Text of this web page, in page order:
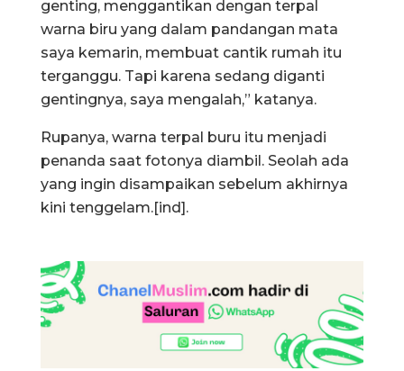
genting, menggantikan dengan terpal
warna biru yang dalam pandangan mata
saya kemarin, membuat cantik rumah itu
terganggu. Tapi karena sedang diganti
gentingnya, saya mengalah,” katanya.
Rupanya, warna terpal buru itu menjadi
penanda saat fotonya diambil. Seolah ada
yang ingin disampaikan sebelum akhirnya
kini tenggelam.[ind].